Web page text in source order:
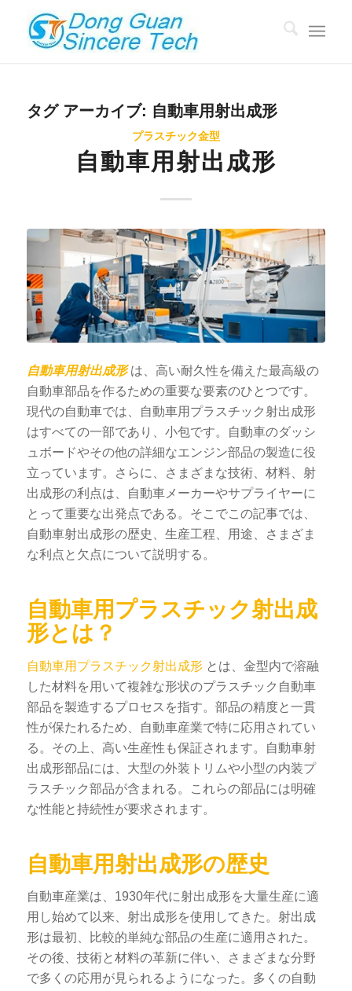
タグ アーカイブ: 自動車用射出成形
プラスチック金型
自動車用射出成形
自動車用射出成形は、高い耐久性を備えた最高級の
自動車部品を作るための重要な要素のひとつです。
現代の自動車では、自動車用プラスチック射出成形
はすべての一部であり、小包です。自動車のダッシ
ュボードやその他の詳細なエンジン部品の製造に役
立っています。さらに、さまざまな技術、材料、射
出成形の利点は、自動車メーカーやサプライヤーに
とって重要な出発点である。そこでこの記事では、
自動車射出成形の歴史、生産工程、用途、さまざま
な利点と欠点について説明する。
自動車用プラスチック射出成
形とは？
自動車用プラスチック射出成形とは、金型内で溶融
した材料を用いて複雑な形状のプラスチック自動車
部品を製造するプロセスを指す。部品の精度と一貫
性が保たれるため、自動車産業で特に応用されてい
る。その上、高い生産性も保証されます。自動車射
出成形部品には、大型の外装トリムや小型の内装プ
ラスチック部品が含まれる。これらの部品には明確
な性能と持続性が要求されます。
自動車用射出成形の歴史
自動車産業は、1930年代に射出成形を大量生産に適
用し始めて以来、射出成形を使用してきた。射出成
形は最初、比較的単純な部品の生産に適用された。
その後、技術と材料の革新に伴い、さまざまな分野
で多くの応用が見られるようになった。多くの自動